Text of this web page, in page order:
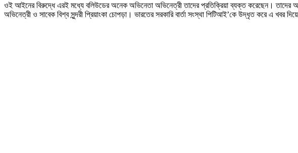
ওই আইনের বিরুদ্ধে এরই মধ্যে বলিউডের অনেক অভিনেতা অভিনেত্রী তাদের প্রতিক্রিয়া ব্যক্ত করেছেন। তাদের
অভিনেত্রী ও সাবেক বিশ্ব সুন্দরী প্রিয়াংকা চোপড়া। ভারতের সরকারি বার্তা সংস্থা পিটিআই’কে উদ্ধৃত করে এ খবর